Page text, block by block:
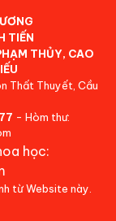
TIẾN
THỦY, CAO
Thất Thuyết, Cầu
- Hòm thư:
học:
từ Website này.